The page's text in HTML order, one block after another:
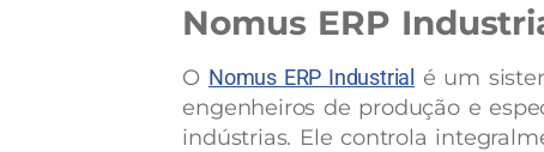
Nomus ERP
O Nomus ERP Industrial é um
engenheiros de produção e
indústrias. Ele controla